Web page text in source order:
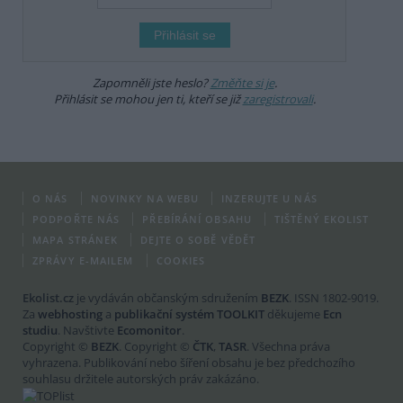
Zapomněli jste heslo?Změňte si je.
Přihlásit se mohou jen ti, kteří se jižzaregistrovali.
O NÁS NOVINKY NA WEBU
INZERUJTE U NÁS
PODPOŘTE NÁS
PŘEBÍRÁNÍ OBSAHU
TIŠTĚNÝ EKOLIST
MAPA STRÁNEK
DEJTE O SOBĚ VĚDĚT
ZPRÁVY E-MAILEM
COOKIES
Ekolist.cz je vydáván občanským sdružením BEZK. ISSN 1802-9019.
Za webhosting a publikační systém TOOLKIT děkujeme Ecn
studiu. Navštivte Ecomonitor.
Copyright © BEZK. Copyright © ČTK, TASR. Všechna práva
vyhrazena. Publikování nebo šíření obsahu je bez předchozího
souhlasu držitele autorských práv zakázáno.